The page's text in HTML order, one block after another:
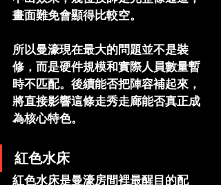
畫面難免會顯得比較空。
所以曼濠現在最大的問題並不是裝
修，而是硬件規模和實際人員數量暫
時不匹配。後續能否把陣容補起來，
將直接影響這條走秀走廊能否真正成
為核心特色。
紅色水床
紅色水床是曼濠房間裡最醒目的配